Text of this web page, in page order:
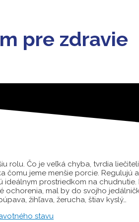
pre zdravie
rolu. Čo je veľká chyba, tvrdia
čomu jeme menšie porcie.
prostriedkom na
mal by do svojho
žihľava, žerucha, štiav kyslý…
stavu